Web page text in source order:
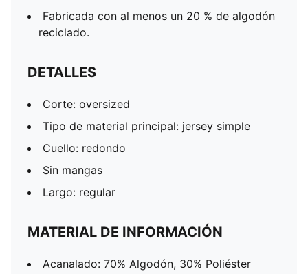
Fabricada con al menos un 20 % de algodón
reciclado.
DETALLES
Corte: oversized
Tipo de material principal: jersey simple
Cuello: redondo
Sin mangas
Largo: regular
MATERIAL DE INFORMACIÓN
Acanalado: 70% Algodón, 30% Poliéster